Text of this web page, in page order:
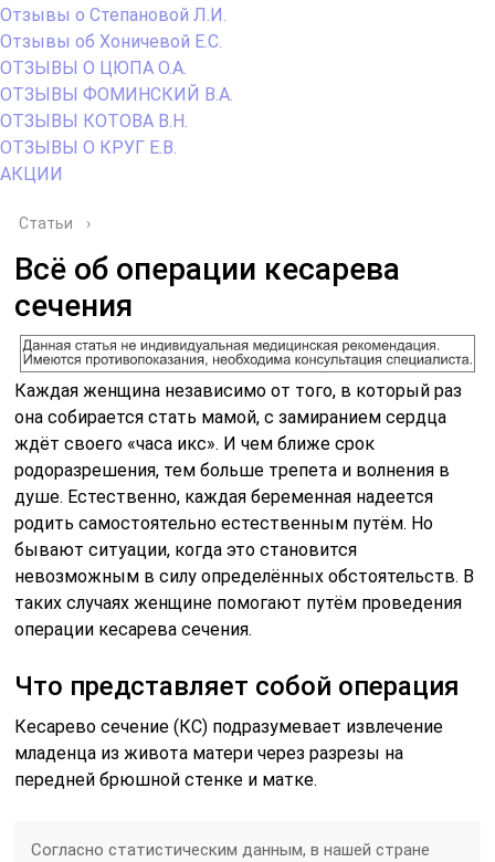
Отзывы о Степановой Л.И.
Отзывы об Хоничевой Е.С.
ОТЗЫВЫ О ЦЮПА О.А.
ОТЗЫВЫ ФОМИНСКИЙ В.А.
ОТЗЫВЫ КОТОВА В.Н.
ОТЗЫВЫ О КРУГ Е.В.
АКЦИИ
Статьи ›
Всё об операции кесарева
сечения
Каждая женщина независимо от того, в который раз
она собирается стать мамой, с замиранием сердца
ждёт своего «часа икс». И чем ближе срок
родоразрешения, тем больше трепета и волнения в
душе. Естественно, каждая беременная надеется
родить самостоятельно естественным путём. Но
бывают ситуации, когда это становится
невозможным в силу определённых обстоятельств. В
таких случаях женщине помогают путём проведения
операции кесарева сечения.
Что представляет собой операция
Кесарево сечение (КС) подразумевает извлечение
младенца из живота матери через разрезы на
передней брюшной стенке и матке.
Согласно статистическим данным, в нашей стране